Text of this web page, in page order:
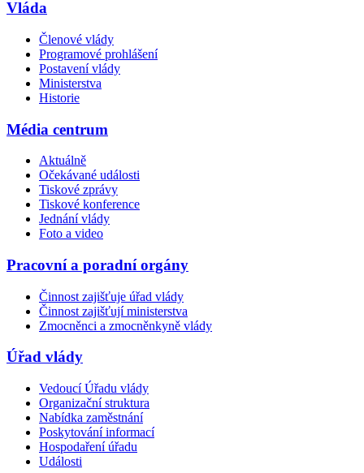
Vláda
Členové vlády
Programové prohlášení
Postavení vlády
Ministerstva
Historie
Média centrum
Aktuálně
Očekávané události
Tiskové zprávy
Tiskové konference
Jednání vlády
Foto a video
Pracovní a poradní orgány
Činnost zajišťuje úřad vlády
Činnost zajišťují ministerstva
Zmocněnci a zmocněnkyně vlády
Úřad vlády
Vedoucí Úřadu vlády
Organizační struktura
Nabídka zaměstnání
Poskytování informací
Hospodaření úřadu
Události